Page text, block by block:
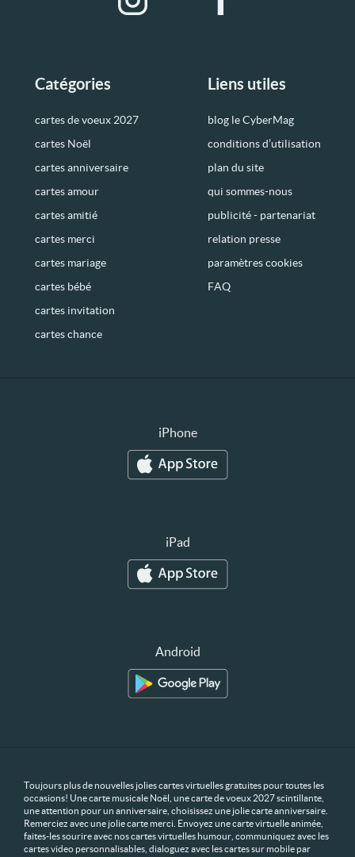
Catégories
cartes de voeux 2027
cartes Noël
cartes anniversaire
cartes amour
cartes amitié
cartes merci
cartes mariage
cartes bébé
cartes invitation
cartes chance
Liens utiles
blog le CyberMag
conditions d’utilisation
plan du site
qui sommes-nous
publicité - partenariat
relation presse
paramètres cookies
FAQ
iPhone
iPad
Android
Toujours plus de nouvelles jolies cartes virtuelles gratuites pour toutes les
occasions! Une carte musicale Noël, une carte de voeux 2027 scintillante,
une attention pour un anniversaire, choisissez une jolie carte anniversaire.
Remerciez avec une jolie carte merci. Envoyez une carte virtuelle animée,
faites-les sourire avec nos cartes virtuelles humour, communiquez avec les
cartes video personnalisables, dialoguez avec les cartes sur mobile par